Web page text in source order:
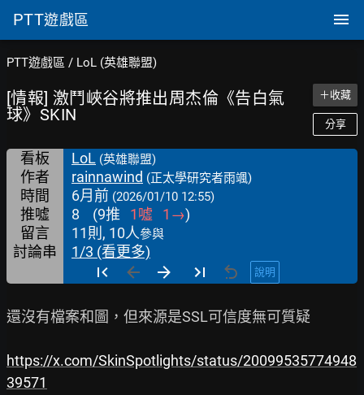
PTT遊戲區
PTT遊戲區 / LoL (英雄聯盟)
[情報] 激鬥峽谷將推出周杰倫《告白氣
球》SKIN
＋收藏
分享
看板 LoL (英雄聯盟)
作者 rainnawind (正太學研究者雨颯)
時間 6月前 (2026/01/10 12:55)
推噓 8 (9推 1噓 1 →)
留言
11則, 10人參與
討論串 1/3 (看更多)
說明
還沒有檔案和圖，但來源是SSL可信度無可質疑
https://x.com/SkinSpotlights/status/20099535774948
39571